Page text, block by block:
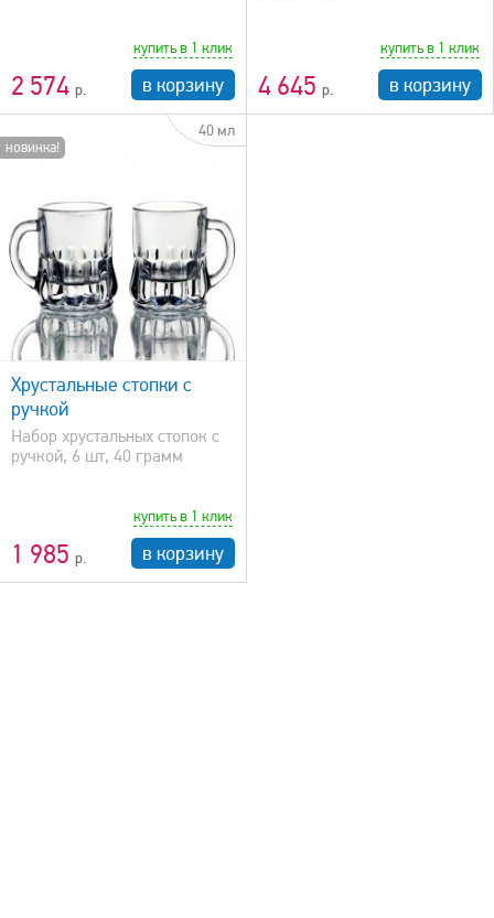
2 574
купить в 1 клик
в корзину 4 645
купить в 1 клик
в корзину
новинка!
40 мл
Хрустальные стопки с
ручкой
Набор хрустальных стопок с
ручкой, 6 шт, 40 грамм
1 985
купить в 1 клик
в корзину